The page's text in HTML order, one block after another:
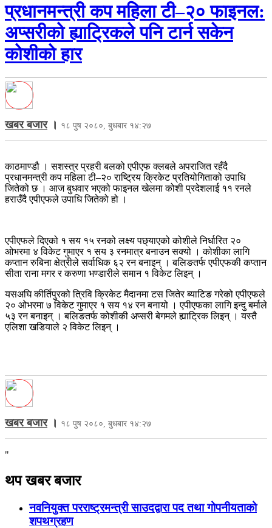
प्रधानमन्त्री कप महिला टी–२० फाइनल:
अप्सरीको ह्याट्रिकले पनि टार्न सकेन
कोशीको हार
खबर बजार। १८ पुष २०८०, बुधबार १४:२७
काठमाण्डौ । सशस्त्र प्रहरी बलको एपीएफ क्लबले अपराजित रहँदै
प्रधानमन्त्री कप महिला टी–२० राष्ट्रिय क्रिकेट प्रतियोगिताको उपाधि
जितेको छ । आज बुधवार भएको फाइनल खेलमा कोशी प्रदेशलाई ११ रनले
हराउँदै एपीएफले उपाधि जितेको हो ।
एपीएफले दिएको १ सय १५ रनको लक्ष्य पछ्याएको कोशीले निर्धारित २०
ओभरमा ४ विकेट गुमाएर १ सय ३ रनमात्र बनाउन सक्यो । कोशीका लागि
कप्तान रुबिना क्षेत्रीले सर्वाधिक ६२ रन बनाइन् । बलिङतर्फ एपीएफकी कप्तान
सीता राना मगर र करुणा भण्डारीले समान १ विकेट लिइन् ।
यसअघि कीर्तिपुरको त्रिवि क्रिकेट मैदानमा टस जितेर ब्याटिङ गरेको एपीएफले
२० ओभरमा ७ विकेट गुमाएर १ सय १४ रन बनायो । एपीएफका लागि इन्दु बर्माले
५३ रन बनाइन् । बलिङतर्फ कोशीकी अप्सरी बेगमले ह्याट्रिक लिइन् । यस्तै
एलिशा खडियाले २ विकेट लिइन् ।
खबर बजार। १८ पुष २०८०, बुधबार १४:२७
"
थप खबर बजार
नवनियुक्त परराष्ट्रमन्त्री साउदद्वारा पद तथा गोपनीयताको
शपथग्रहण